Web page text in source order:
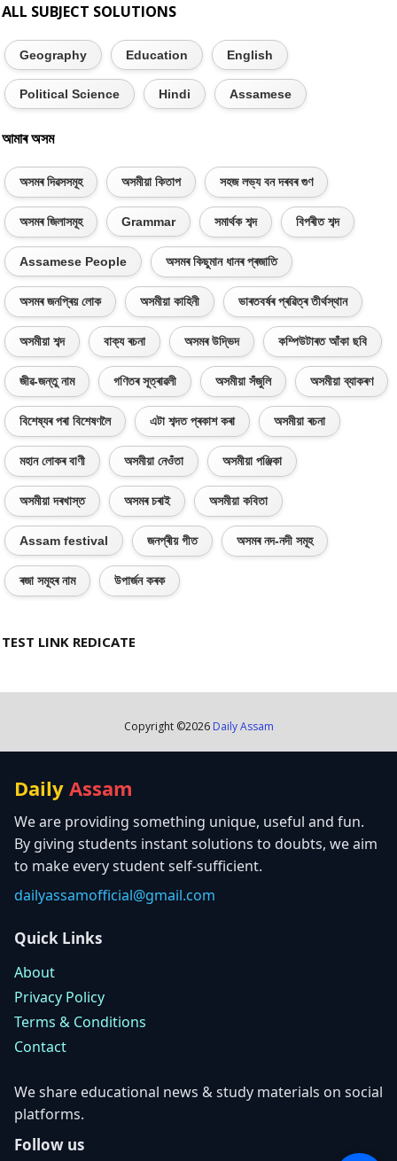
ALL SUBJECT SOLUTIONS
Geography Education English
Political Science Hindi Assamese
আমাৰ অসম
অসমৰ দিৱসসমূহ অসমীয়া কিতাপ সহজ লভ্য বন দৰবৰ গুণ
অসমৰ জিলাসমূহ Grammar সমাৰ্থক শব্দ বিপৰীত শব্দ
Assamese People অসমৰ কিছুমান ধানৰ প্ৰজাতি
অসমৰ জনপ্ৰিয় লোক অসমীয়া কাহিনী ভাৰতবৰ্ষৰ প্ৰৱিত্ৰ তীৰ্থস্থান
অসমীয়া শব্দ বাক্য ৰচনা অসমৰ উদ্ভিদ কম্পিউটাৰত আঁকা ছবি
জীৱ-জন্তু নাম গণিতৰ সূত্ৰাৱলী অসমীয়া সঁজুলি অসমীয়া ব্যাকৰণ
বিশেষ্যৰ পৰা বিশেষণলৈ এটা শব্দত প্ৰকাশ কৰা অসমীয়া ৰচনা
মহান লোকৰ বাণী অসমীয়া নেওঁতা অসমীয়া পঞ্জিকা
অসমীয়া দৰখাস্ত অসমৰ চৰাই অসমীয়া কবিতা
Assam festival জনপ্ৰীয় গীত অসমৰ নদ-নদী সমূহ
ৰজা সমূহৰ নাম উপাৰ্জন কৰক
TEST LINK REDICATE
Copyright ©2026 Daily Assam
Daily Assam
We are providing something unique, useful and fun.
By giving students instant solutions to doubts, we aim
to make every student self-sufficient.
dailyassamofficial@gmail.com
Quick Links
About
Privacy Policy
Terms & Conditions
Contact
We share educational news & study materials on social
platforms.
Follow us